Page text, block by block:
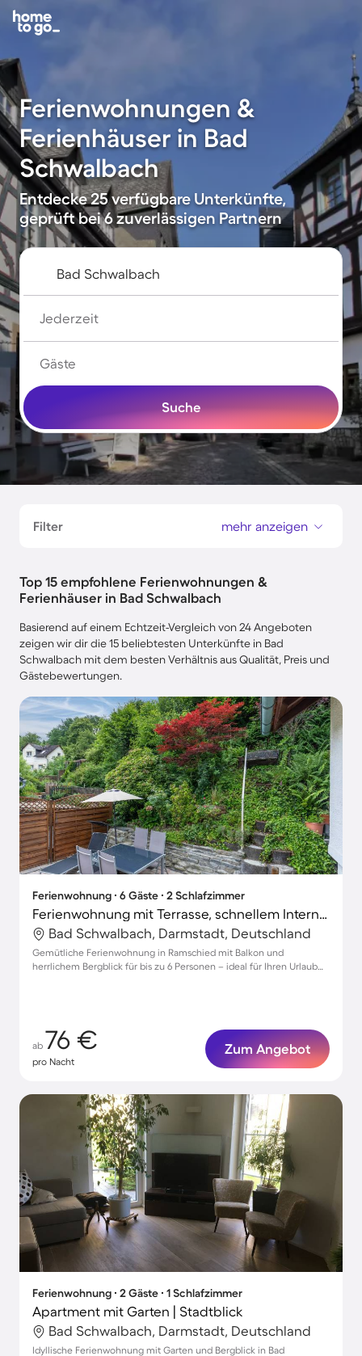
Ferienwohnungen &
Ferienhäuser in Bad
Schwalbach
Entdecke 25 verfügbare Unterkünfte,
geprüft bei 6 zuverlässigen Partnern
Jederzeit
Gäste
Suche
Filter mehr anzeigen
Top 15 empfohlene Ferienwohnungen &
Ferienhäuser in Bad Schwalbach
Basierend auf einem Echtzeit-Vergleich von 24 Angeboten
zeigen wir dir die 15 beliebtesten Unterkünfte in Bad
Schwalbach mit dem besten Verhältnis aus Qualität, Preis und
Gästebewertungen.
Ferienwohnung ∙ 6 Gäste ∙ 2 Schlafzimmer
Ferienwohnung mit Terrasse, schnellem Internet und Garten | Gartenblick
Bad Schwalbach, Darmstadt, Deutschland
Gemütliche Ferienwohnung in Ramschied mit Balkon und
herrlichem Bergblick für bis zu 6 Personen – ideal für Ihren Urlaub
ab 76 €
pro Nacht
Zum Angebot
Ferienwohnung ∙ 2 Gäste ∙ 1 Schlafzimmer
Apartment mit Garten | Stadtblick
Bad Schwalbach, Darmstadt, Deutschland
Idyllische Ferienwohnung mit Garten und Bergblick in Bad